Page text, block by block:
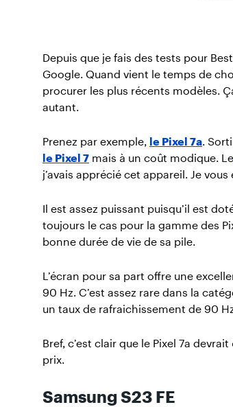
Depuis que je fais des tests pour
Google. Quand vient le temps de
procurer les plus récents modèles.
autant.
Prenez par exemple, le Pixel 7a.
le Pixel 7 mais à un coût modique. Le
j’avais apprécié cet appareil. Je
Il est assez puissant puisqu’il est
toujours le cas pour la gamme des
bonne durée de vie de sa pile.
L’écran pour sa part offre une
90 Hz. C’est assez rare dans la
un taux de rafraichissement de 90
Bref, c’est clair que le Pixel 7a
prix.
Samsung S23 FE